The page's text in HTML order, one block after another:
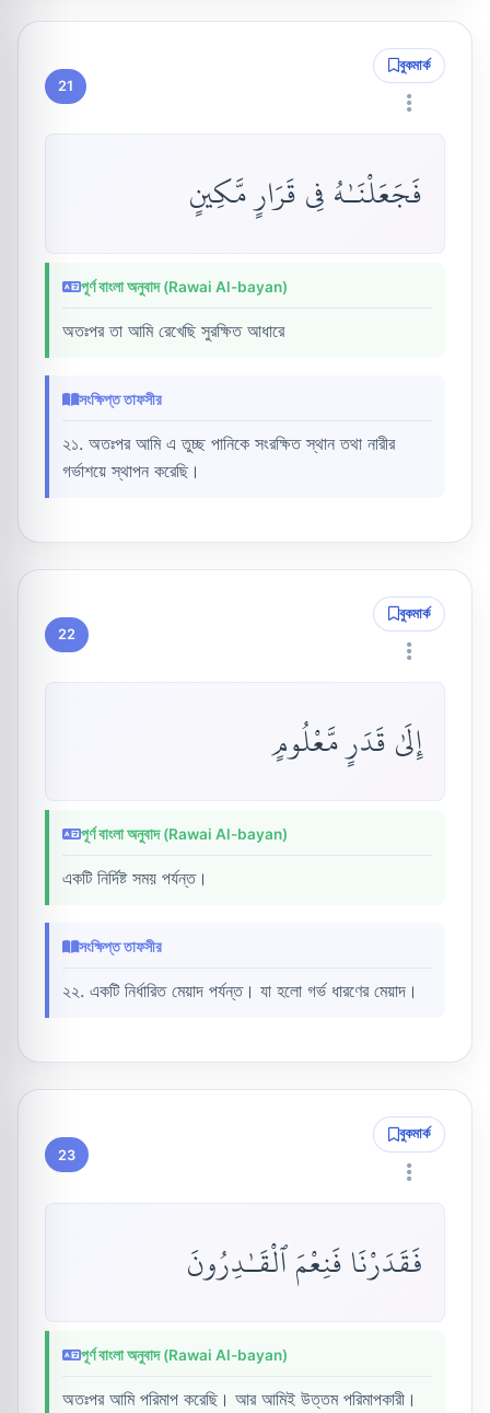
21
বুকমার্ক
فَجَعَلْنَـٰهُ فِى قَرَارٍ مَّكِينٍ
পূর্ণ বাংলা অনুবাদ (Rawai Al-bayan)
অতঃপর তা আমি রেখেছি সুরক্ষিত আধারে
সংক্ষিপ্ত তাফসীর
২১. অতঃপর আমি এ তুচ্ছ পানিকে সংরক্ষিত স্থান তথা নারীর
গর্ভাশয়ে স্থাপন করেছি।
22
বুকমার্ক
إِلَىٰ قَدَرٍ مَّعْلُومٍ
পূর্ণ বাংলা অনুবাদ (Rawai Al-bayan)
একটি নির্দিষ্ট সময় পর্যন্ত।
সংক্ষিপ্ত তাফসীর
২২. একটি নির্ধারিত মেয়াদ পর্যন্ত। যা হলো গর্ভ ধারণের মেয়াদ।
23
বুকমার্ক
فَقَدَرْنَا فَنِعْمَ ٱلْقَـٰدِرُونَ
পূর্ণ বাংলা অনুবাদ (Rawai Al-bayan)
অতঃপর আমি পরিমাপ করেছি। আর আমিই উত্তম পরিমাপকারী।